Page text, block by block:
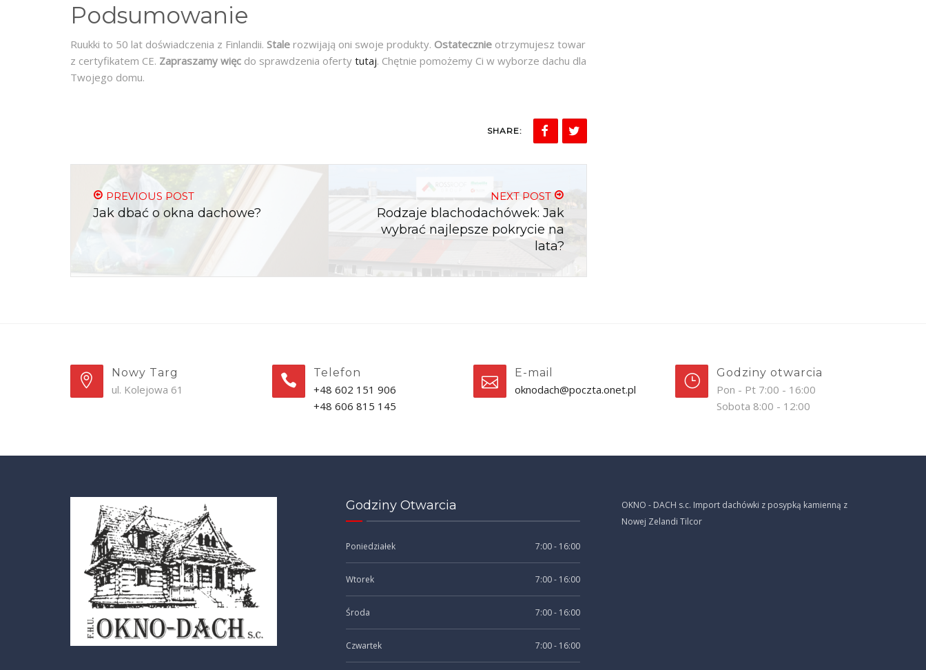
Podsumowanie
Ruukki to 50 lat doświadczenia z Finlandii. Stale rozwijają oni swoje produkty. Ostatecznie otrzymujesz towar
z certyfikatem CE. Zapraszamy więc do sprawdzenia oferty tutaj. Chętnie pomożemy Ci w wyborze dachu dla
Twojego domu.
SHARE:
PREVIOUS POST
Jak dbać o okna dachowe?
NEXT POST
Rodzaje blachodachówek: Jak
wybrać najlepsze pokrycie na
lata?
Nowy Targ
ul. Kolejowa 61
Telefon
+48 602 151 906
+48 606 815 145
E-mail
oknodach@poczta.onet.pl
Godziny otwarcia
Pon - Pt 7:00 - 16:00
Sobota 8:00 - 12:00
Godziny Otwarcia
Poniedziałek 7:00 - 16:00
Wtorek 7:00 - 16:00
Środa 7:00 - 16:00
Czwartek 7:00 - 16:00
OKNO - DACH s.c. Import dachówki z posypką kamienną z
Nowej Zelandi Tilcor